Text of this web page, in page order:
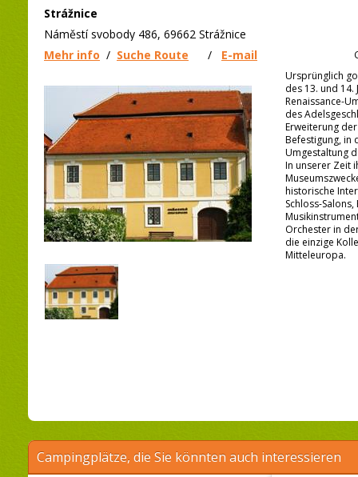
Strážnice
Náměstí svobody 486, 69662 Strážnice
Mehr info / Suche Route / E-mail
Ursprünglich
des 13. und
Renaissance-
des
Erweiterung
Befestigung, in
Umgestaltung
In unserer Zeit
historische
Schloss-
Orchester in
die einzige
Mitteleuropa.
Campingplätze, die Sie könnten auch interessieren